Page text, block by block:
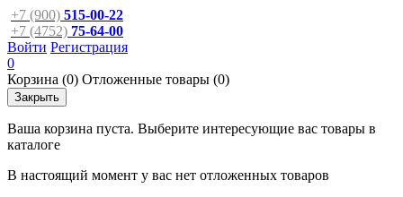
+7 (900) 515-00-22
+7 (4752) 75-64-00
Войти Регистрация
0
Корзина (0) Отложенные товары (0)
Закрыть
Ваша корзина пуста. Выберите интересующие вас товары в
каталоге
В настоящий момент у вас нет отложенных товаров